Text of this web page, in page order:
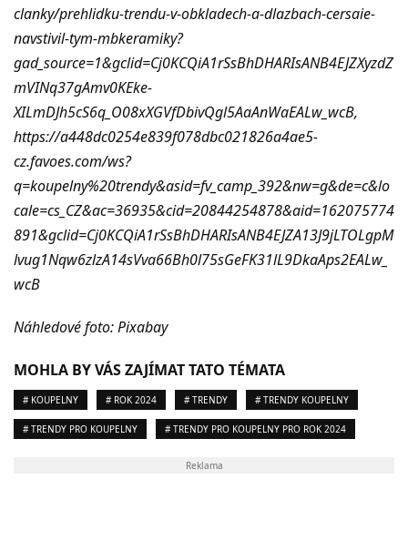
clanky/prehlidku-trendu-v-obkladech-a-dlazbach-cersaie-
navstivil-tym-mbkeramiky?
gad_source=1&gclid=Cj0KCQiA1rSsBhDHARIsANB4EJZXyzdZ
mVINq37gAmv0KEke-
XILmDJh5cS6q_O08xXGVfDbivQgl5AaAnWaEALw_wcB,
https://a448dc0254e839f078dbc021826a4ae5-
cz.favoes.com/ws?
q=koupelny%20trendy&asid=fv_camp_392&nw=g&de=c&lo
cale=cs_CZ&ac=36935&cid=20844254878&aid=162075774
891&gclid=Cj0KCQiA1rSsBhDHARIsANB4EJZA13J9jLTOLgpM
lvug1Nqw6zlzA14sVva66Bh0l75sGeFK31lL9DkaAps2EALw_
wcB
Náhledové foto: Pixabay
MOHLA BY VÁS ZAJÍMAT TATO TÉMATA
# KOUPELNY # ROK 2024 # TRENDY # TRENDY KOUPELNY
# TRENDY PRO KOUPELNY # TRENDY PRO KOUPELNY PRO ROK 2024
Reklama